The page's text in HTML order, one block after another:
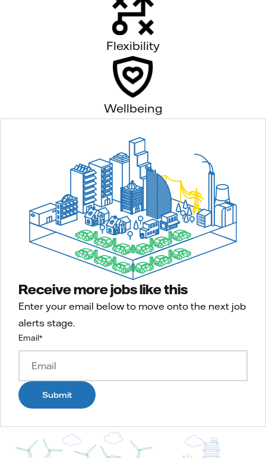
Flexibility
Wellbeing
Receive more jobs like this
Enter your email below to move onto the next job
alerts stage.
Email*
Submit